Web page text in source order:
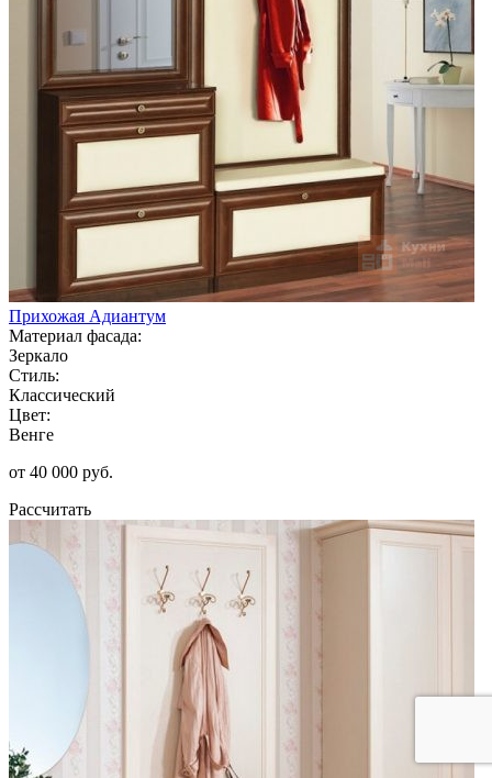
Прихожая Адиантум
Материал фасада:
Зеркало
Стиль:
Классический
Цвет:
Венге
от 40 000 руб.
Рассчитать